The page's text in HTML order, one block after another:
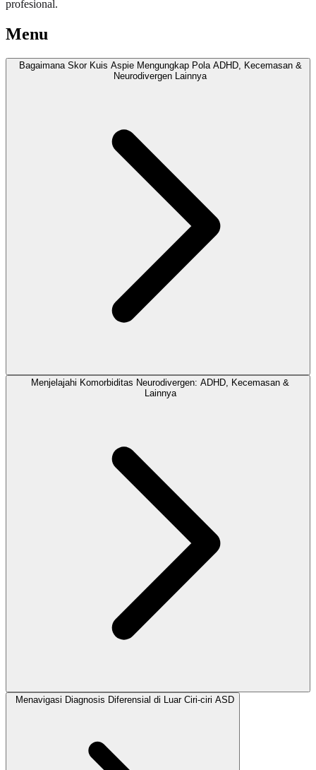
profesional.
Menu
Bagaimana Skor Kuis Aspie Mengungkap Pola ADHD, Kecemasan &
Neurodivergen Lainnya
Menjelajahi Komorbiditas Neurodivergen: ADHD, Kecemasan &
Lainnya
Menavigasi Diagnosis Diferensial di Luar Ciri-ciri ASD